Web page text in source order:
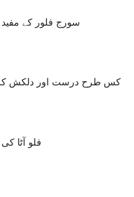
سورج فلور کے
کس طرح درست اور دلکش
فلو آٹا